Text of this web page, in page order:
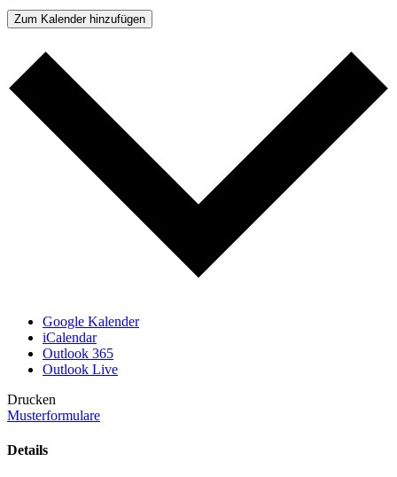
Zum Kalender hinzufügen
Google Kalender
iCalendar
Outlook 365
Outlook Live
Drucken
Musterformulare
Details